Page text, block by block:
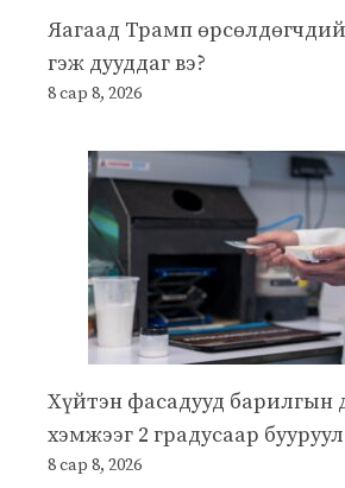
Яагаад Трамп
гэж дууддаг вэ?
8 сар 8, 2026
Хүйтэн фасадууд барилгын
хэмжээг 2 градусаар
8 сар 8, 2026